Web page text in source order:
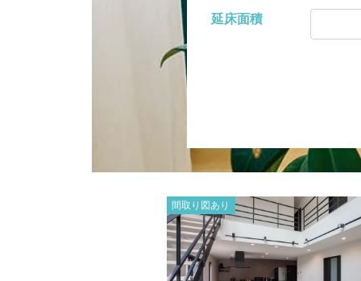
延床面積
間取り図あり